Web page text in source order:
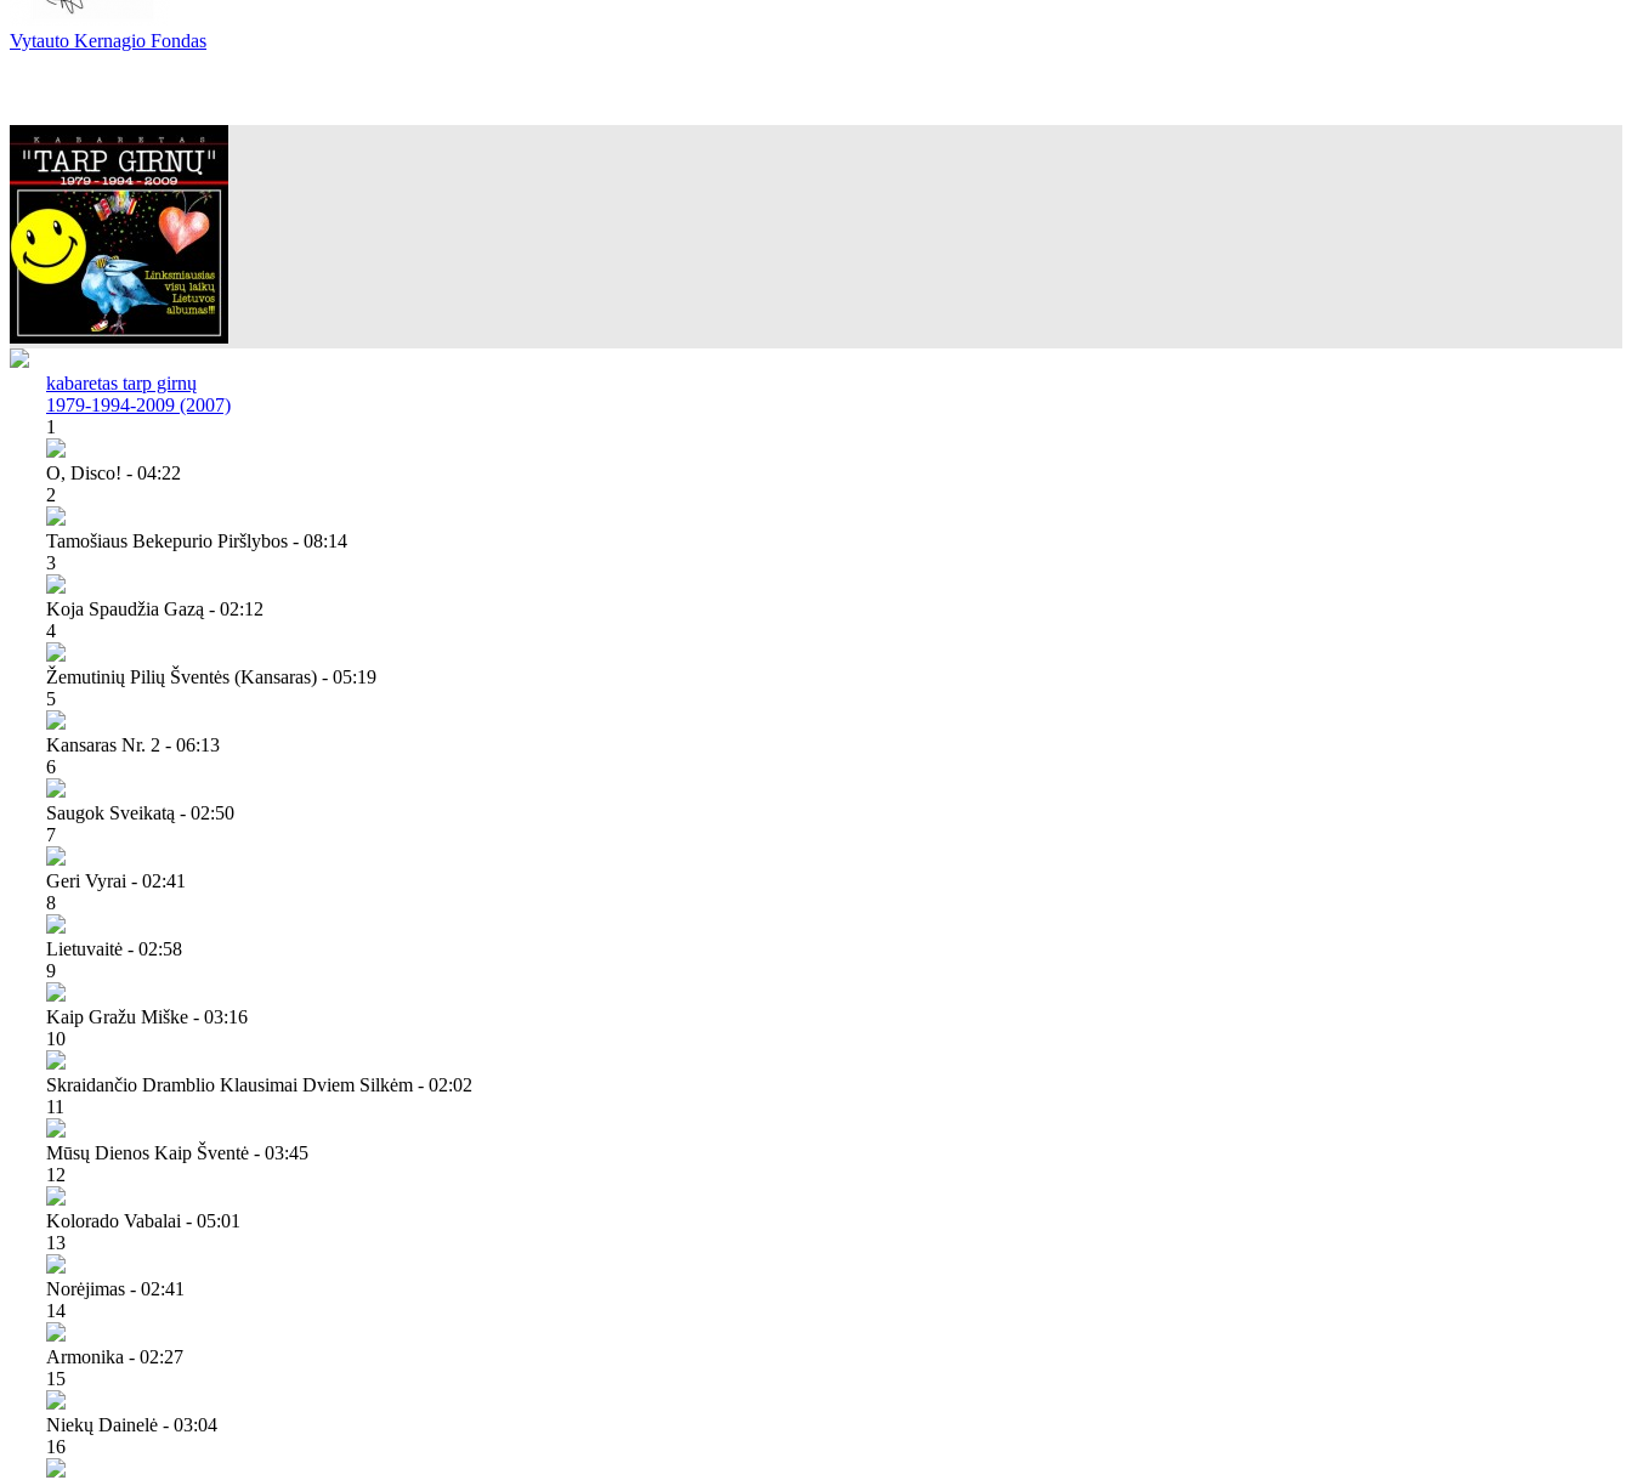
Vytauto Kernagio Fondas
kabaretas tarp girnų
1979-1994-2009 (2007)
1
O, Disco! - 04:22
2
Tamošiaus Bekepurio Piršlybos - 08:14
3
Koja Spaudžia Gazą - 02:12
4
Žemutinių Pilių Šventės (kansaras) - 05:19
5
Kansaras Nr. 2 - 06:13
6
Saugok Sveikatą - 02:50
7
Geri Vyrai - 02:41
8
Lietuvaitė - 02:58
9
Kaip Gražu Miške - 03:16
10
Skraidančio Dramblio Klausimai Dviem Silkėm - 02:02
11
Mūsų Dienos Kaip Šventė - 03:45
12
Kolorado Vabalai - 05:01
13
Norėjimas - 02:41
14
Armonika - 02:27
15
Niekų Dainelė - 03:04
16